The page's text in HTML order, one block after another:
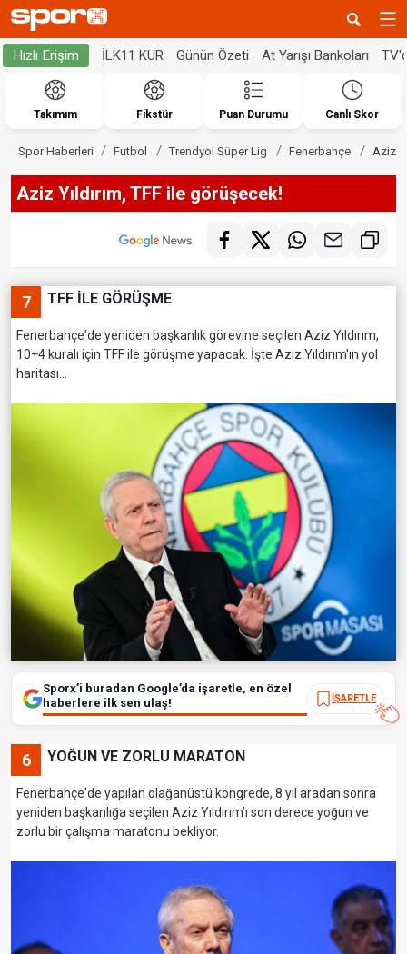
Hızlı Erişim İLK11 KUR Günün Özeti At Yarışı Bankoları
Takımım Fikstür Puan Durumu Canlı Skor
Spor Haberleri Futbol Trendyol Süper Lig Fenerbahçe Aziz
Aziz Yıldırım, TFF ile görüşecek!
7 TFF İLE GÖRÜŞME
Fenerbahçe'de yeniden başkanlık görevine seçilen Aziz Yıldırım,
10+4 kuralı için TFF ile görüşme yapacak. İşte Aziz Yıldırım'ın yol
haritası...
Sporx’i buradan Google’da işaretle, en özel
haberlere ilk sen ulaş!
İŞARETLE
6 YOĞUN VE ZORLU MARATON
Fenerbahçe'de yapılan olağanüstü kongrede, 8 yıl aradan sonra
yeniden başkanlığa seçilen Aziz Yıldırım’ı son derece yoğun ve
zorlu bir çalışma maratonu bekliyor.